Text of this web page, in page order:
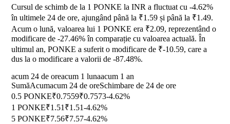
Cursul de schimb de la 1 PONKE la INR a fluctuat cu -4.62%
în ultimele 24 de ore, ajungând până la ₹1.59 și până la ₹1.49.
Acum o lună, valoarea lui 1 PONKE era ₹2.09, reprezentând o
modificare de -27.46%în comparație cu valoarea actuală. În
ultimul an, PONKE a suferit o modificare de ₹-10.59, care a
dus la o modificare a valorii de -87.48%.
acum 24 de oreacum 1 lunaacum 1 an
SumăAcumacum 24 de oreSchimbare de 24 de ore
0.5 PONKE₹0.7559₹0.7573-4.62%
1 PONKE₹1.51 ₹1.51-4.62%
5 PONKE₹7.56₹7.57-4.62%